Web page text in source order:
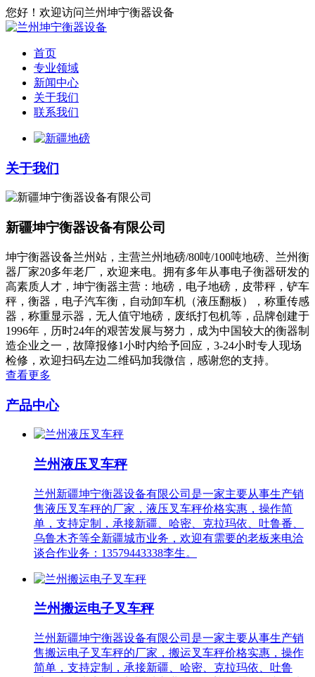
您好！欢迎访问兰州坤宁衡器设备
首页
专业领域
新闻中心
关于我们
联系我们
关于我们
新疆坤宁衡器设备有限公司
坤宁衡器设备兰州站，主营兰州地磅/80吨/100吨地磅、兰州衡
器厂家20多年老厂，欢迎来电。拥有多年从事电子衡器研发的
高素质人才，坤宁衡器主营：地磅，电子地磅，皮带秤，铲车
秤，衡器，电子汽车衡，自动卸车机（液压翻板），称重传感
器，称重显示器，无人值守地磅，废纸打包机等，品牌创建于
1996年，历时24年的艰苦发展与努力，成为中国较大的衡器制
造企业之一，故障报修1小时内给予回应，3-24小时专人现场
检修，欢迎扫码左边二维码加我微信，感谢您的支持。
查看更多
产品中心
兰州液压叉车秤
兰州新疆坤宁衡器设备有限公司是一家主要从事生产销
售液压叉车秤的厂家，液压叉车秤价格实惠，操作简
单，支持定制，承接新疆、哈密、克拉玛依、吐鲁番、
乌鲁木齐等全新疆城市业务，欢迎有需要的老板来电洽
谈合作业务：13579443338李生。
兰州搬运电子叉车秤
兰州新疆坤宁衡器设备有限公司是一家主要从事生产销
售搬运电子叉车秤的厂家，搬运叉车秤价格实惠，操作
简单，支持定制，承接新疆、哈密、克拉玛依、吐鲁